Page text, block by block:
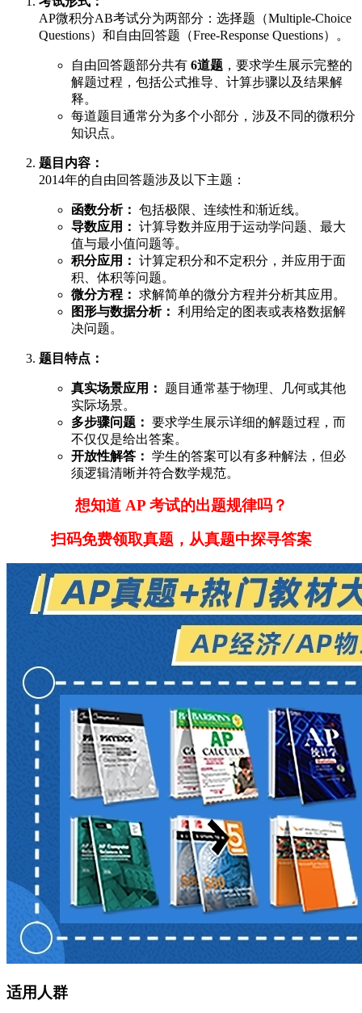
AP微积分AB考试分为两部分：选择题（Multiple-Choice
Questions）和自由回答题（Free-Response Questions）。
自由回答题部分共有 6道题 ，要求学生展示完整的
解题过程，包括公式推导、计算步骤以及结果解
释。
每道题目通常分为多个小部分，涉及不同的微积分
知识点。
题目内容：
2014年的自由回答题涉及以下主题：
函数分析： 包括极限、连续性和渐近线。
导数应用： 计算导数并应用于运动学问题、最大
值与最小值问题等。
积分应用： 计算定积分和不定积分，并应用于面
积、体积等问题。
微分方程： 求解简单的微分方程并分析其应用。
图形与数据分析： 利用给定的图表或表格数据解
决问题。
题目特点：
真实场景应用： 题目通常基于物理、几何或其他
实际场景。
多步骤问题： 要求学生展示详细的解题过程，而
不仅仅是给出答案。
开放性解答： 学生的答案可以有多种解法，但必
须逻辑清晰并符合数学规范。
想知道 AP 考试的出题规律吗？
扫码免费领取真题，从真题中探寻答案
适用人群